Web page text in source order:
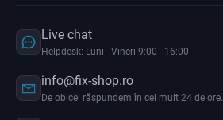
Live chat
Helpdesk: Luni - Vineri 9:00 - 16:00
info@fix-shop.ro
De obicei răspundem în cel mult 24 de ore.